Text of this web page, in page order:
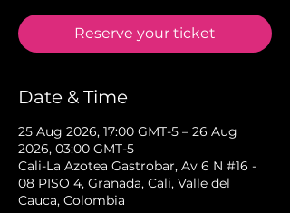
Reserve your ticket
Date & Time
25 Aug 2026, 17:00 GMT-5 – 26 Aug
2026, 03:00 GMT-5
Cali-La Azotea Gastrobar, Av 6 N #16 -
08 PISO 4, Granada, Cali, Valle del
Cauca, Colombia